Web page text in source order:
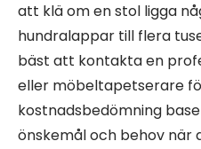
att klä om en stol ligga
hundralappar till flera
bäst att kontakta en
eller möbeltapetserare
kostnadsbedömning
önskemål och behov när